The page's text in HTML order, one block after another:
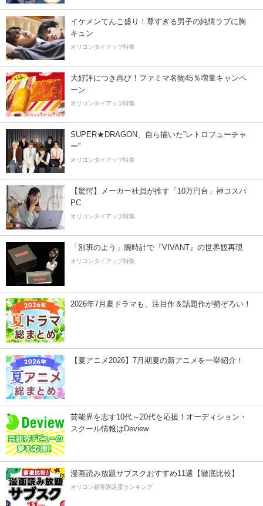
イケメンてんこ盛り！尊すぎる男子の純情ラブに胸
キュン
オリコンタイアップ特集
大好評につき再び！ファミマ名物45％増量キャンペ
ーン
オリコンタイアップ特集
SUPER★DRAGON、自ら描いた”レトロフューチャ
ー”
オリコンタイアップ特集
【驚愕】メーカー社員が推す「10万円台」神コスパ
PC
オリコンタイアップ特集
「別班のよう」腕時計で『VIVANT』の世界観再現
オリコンタイアップ特集
2026年7月夏ドラマも、注目作＆話題作が勢ぞろい！
【夏アニメ2026】7月期夏の新アニメを一挙紹介！
芸能界を志す10代～20代を応援！オーディション・
スクール情報はDeview
漫画読み放題サブスクおすすめ11選【徹底比較】
オリコン顧客満足度ランキング